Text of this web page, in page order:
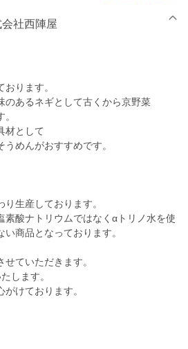
社西陣屋
ります。
のあるネギとして古くから京野菜
材として
めんがおすすめです。
生産しております。
酸ナトリウムではなくαトリノ水を使
商品となっております。
ていただきます。
します。
けております。